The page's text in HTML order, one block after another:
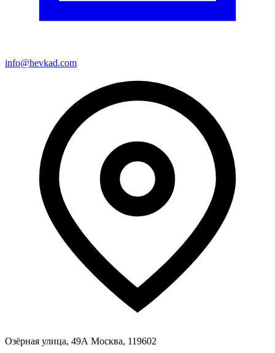
info@hevkad.com
Озёрная улица, 49А Москва, 119602